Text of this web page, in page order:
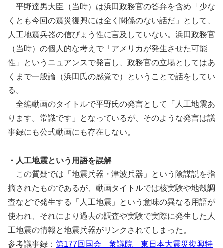
平野達男大臣（当時）は浜田政務官の答弁を含め「少な
くとも今回の震災復興には全く関係のない話だ」として、
人工地震兵器の信ぴょう性に言及していない。浜田政務官
（当時）の個人的な考えで「アメリカが発生させた可能
性」というニュアンスで発言し、政務官の立場としてはあ
くまで一般論（浜田氏の感覚で）ということで話をしてい
る。
全編動画のタイトルで平野氏の発言として「人工地震あ
ります。常識です」となっているが、そのような発言は議
事録にも公式動画にも存在しない。
・人工地震という用語を誤解
この質疑では「地震兵器・津波兵器」という陰謀説を指
摘されたものであるが、動画タイトルでは核実験や地殻調
査などで発生する「人工地震」という意味の異なる用語が
使われ、それにより過去の調査や実験で実際に発生した人
工地震の情報と地震兵器がリンクされてしまった。
参考議事録： 第177回国会 衆議院 東日本大震災復興特